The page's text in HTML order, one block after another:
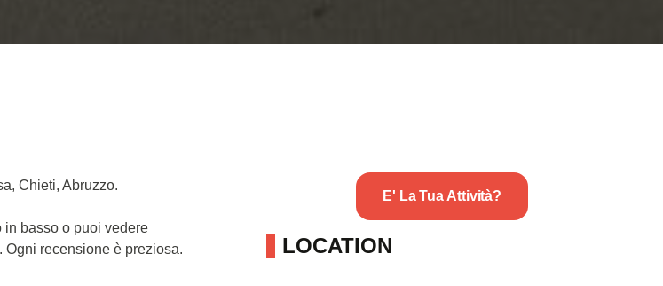
Chieti, Abruzzo.
basso o puoi vedere
recensione è preziosa.
E' La Tua Attività?
LOCATION